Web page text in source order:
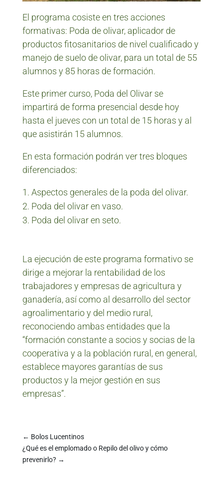
El programa cosiste en tres acciones
formativas: Poda de olivar, aplicador de
productos fitosanitarios de nivel cualificado y
manejo de suelo de olivar, para un total de 55
alumnos y 85 horas de formación.
Este primer curso, Poda del Olivar se
impartirá de forma presencial desde hoy
hasta el jueves con un total de 15 horas y al
que asistirán 15 alumnos.
En esta formación podrán ver tres bloques
diferenciados:
Aspectos generales de la poda del olivar.
Poda del olivar en vaso.
Poda del olivar en seto.
La ejecución de este programa formativo se
dirige a mejorar la rentabilidad de los
trabajadores y empresas de agricultura y
ganadería, así como al desarrollo del sector
agroalimentario y del medio rural,
reconociendo ambas entidades que la
“formación constante a socios y socias de la
cooperativa y a la población rural, en general,
establece mayores garantías de sus
productos y la mejor gestión en sus
empresas”.
← Bolos Lucentinos
¿Qué es el emplomado o Repilo del olivo y cómo
prevenirlo? →